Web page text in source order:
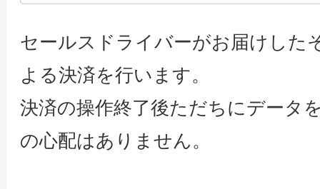
セールスドライバーがお届けした
よる決済を行います。
決済の操作終了後ただちにデータ
の心配はありません。